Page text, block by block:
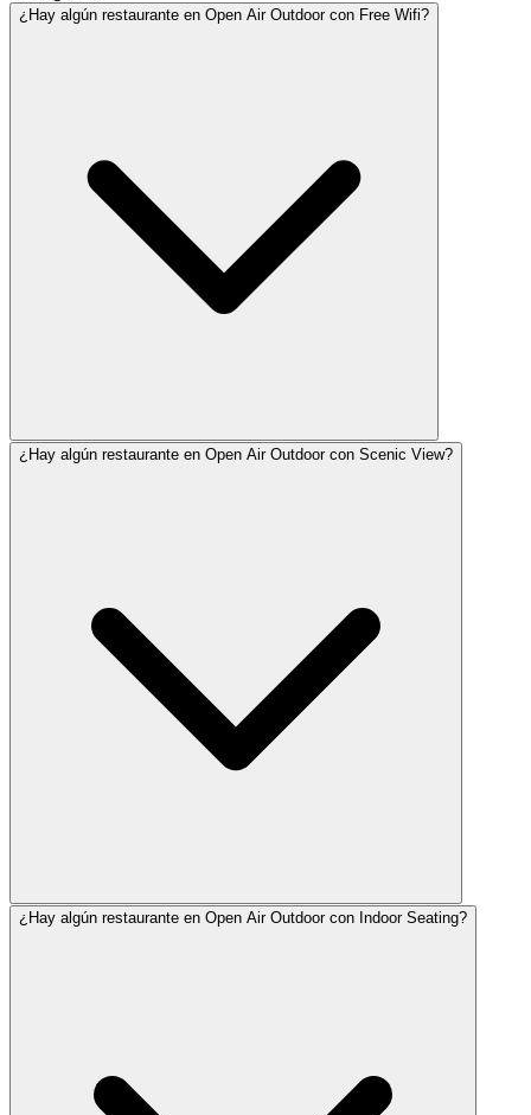
¿Hay algún restaurante en Open Air Outdoor con Free Wifi?
¿Hay algún restaurante en Open Air Outdoor con Scenic View?
¿Hay algún restaurante en Open Air Outdoor con Indoor Seating?